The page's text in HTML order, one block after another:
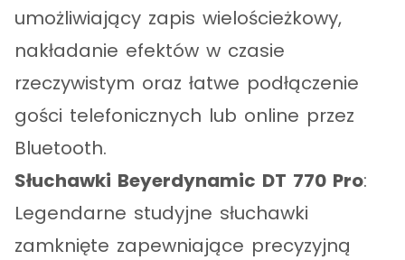
umożliwiający zapis wielościeżkowy,
nakładanie efektów w czasie
rzeczywistym oraz łatwe podłączenie
gości telefonicznych lub online przez
Bluetooth.
Słuchawki Beyerdynamic DT 770 Pro:
Legendarne studyjne słuchawki
zamknięte zapewniające precyzyjną